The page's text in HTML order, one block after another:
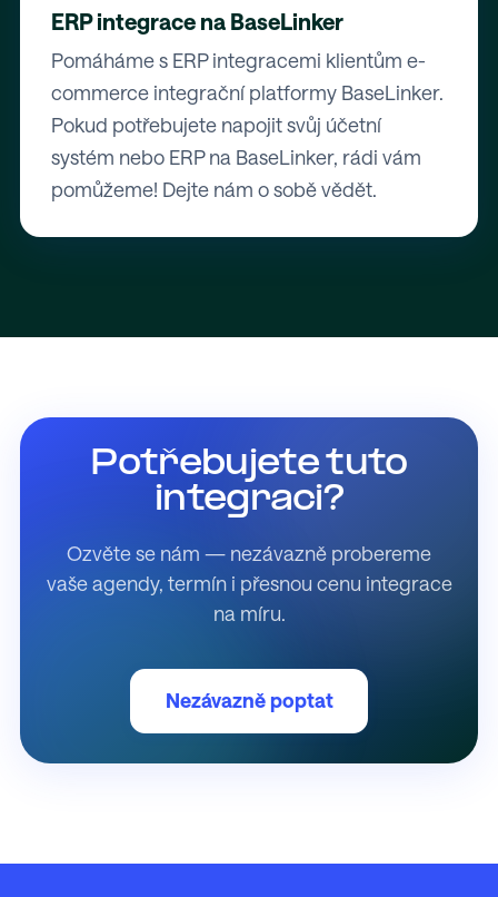
ERP integrace na BaseLinker
Pomáháme s ERP integracemi klientům e-
commerce integrační platformy BaseLinker.
Pokud potřebujete napojit svůj účetní
systém nebo ERP na BaseLinker, rádi vám
pomůžeme! Dejte nám o sobě vědět.
Potřebujete tuto
integraci?
Ozvěte se nám — nezávazně probereme
vaše agendy, termín i přesnou cenu integrace
na míru.
Nezávazně poptat